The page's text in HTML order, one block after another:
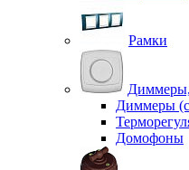
Рамки
Диммеры
Домофоны